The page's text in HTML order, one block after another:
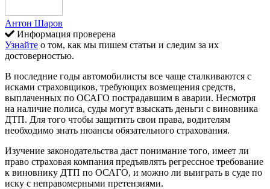
Антон Шаров
Информация проверена
Узнайте о том, как мы пишем статьи и следим за их
достоверностью.
В последние годы автомобилисты все чаще сталкиваются с
исками страховщиков, требующих возмещения средств,
выплаченных по ОСАГО пострадавшим в аварии. Несмотря
на наличие полиса, суды могут взыскать деньги с виновника
ДТП. Для того чтобы защитить свои права, водителям
необходимо знать нюансы обязательного страхования.
Изучение законодательства даст понимание того, имеет ли
право страховая компания предъявлять регрессное требование
к виновнику ДТП по ОСАГО, и можно ли выиграть в суде по
иску с неправомерными претензиями.